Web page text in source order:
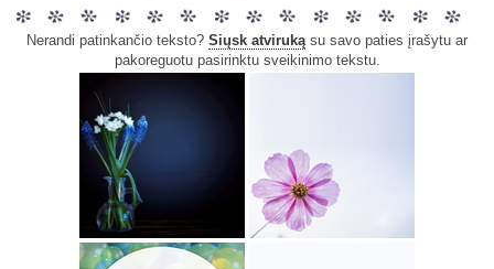
Nerandi patinkančio teksto? Siųsk atvirukąsu savo paties įrašytu ar
pakoreguotu pasirinktu sveikinimo tekstu.